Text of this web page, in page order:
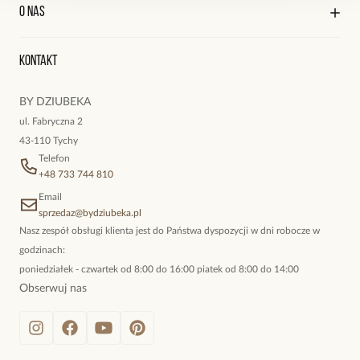
Reklamacje i zwroty
Edycja profilu
O nas
Oryginalne naszyjniki, topowe bransoletki, okazałe kolczyki,
Kontakt
BY DZIUBEKA
ul. Fabryczna 2
43-110 Tychy
Telefon
+48 733 744 810
Email
sprzedaz@bydziubeka.pl
Nasz zespół obsługi klienta jest do Państwa dyspozycji w dni robocze w
godzinach:
poniedziałek - czwartek od 8:00 do 16:00 piatek od 8:00 do 14:00
Obserwuj nas